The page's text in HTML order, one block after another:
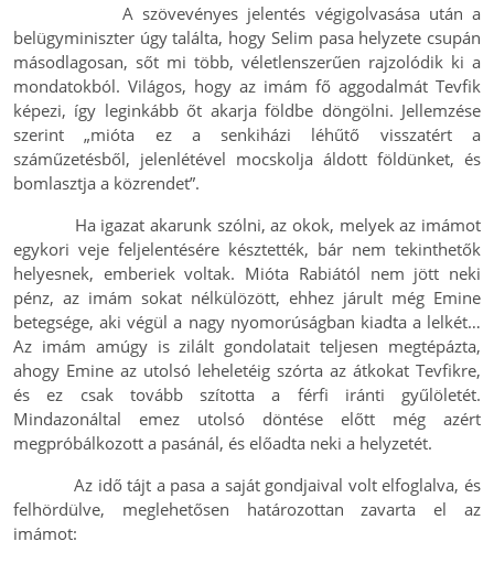
A szövevényes jelentés végigolvasása után a
belügyminiszter úgy találta, hogy Selim pasa helyzete csupán
másodlagosan, sőt mi több, véletlenszerűen rajzolódik ki a
mondatokból. Világos, hogy az imám fő aggodalmát Tevfik
képezi, így leginkább őt akarja földbe döngölni. Jellemzése
szerint „mióta ez a senkiházi léhűtő visszatért a
száműzetésből, jelenlétével mocskolja áldott földünket, és
bomlasztja a közrendet”.
Ha igazat akarunk szólni, az okok, melyek az imámot
egykori veje feljelentésére késztették, bár nem tekinthetők
helyesnek, emberiek voltak. Mióta Rabiától nem jött neki
pénz, az imám sokat nélkülözött, ehhez járult még Emine
betegsége, aki végül a nagy nyomorúságban kiadta a lelkét…
Az imám amúgy is zilált gondolatait teljesen megtépázta,
ahogy Emine az utolsó leheletéig szórta az átkokat Tevfikre,
és ez csak tovább szította a férfi iránti gyűlöletét.
Mindazonáltal emez utolsó döntése előtt még azért
megpróbálkozott a pasánál, és előadta neki a helyzetét.
Az idő tájt a pasa a saját gondjaival volt elfoglalva, és
felhördülve, meglehetősen határozottan zavarta el az
imámot: